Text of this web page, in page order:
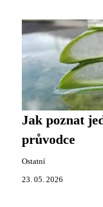
Jak poznat
průvodce
Ostatní
23. 05. 2026